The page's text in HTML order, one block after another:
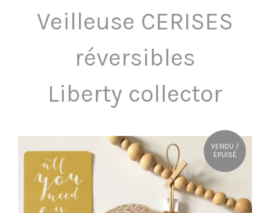
Veilleuse CERISES
réversibles
Liberty collector
VENDU /
ÉPUISÉ